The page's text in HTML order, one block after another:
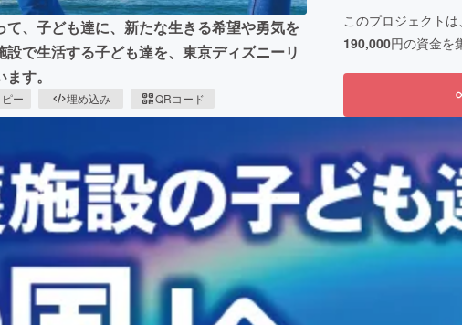
、子ども達に、新たな生きる希望や勇気を
で生活する子ども達を、東京ディズニーリ
す。
ー 埋め込み QRコード
このプロジェクトは、
190,000円の資金を